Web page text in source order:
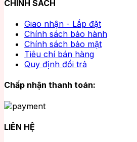
CHÍNH SÁCH
Giao nhận - Lắp đặt
Chính sách bảo hành
Chính sách bảo mật
Tiêu chí bán hàng
Quy định đổi trả
Chấp nhận thanh toán:
LIÊN HỆ